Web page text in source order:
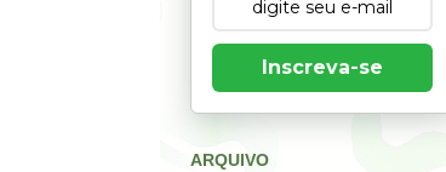
Inscreva-se
ARQUIVO